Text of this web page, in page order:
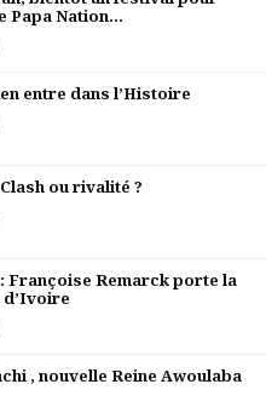
Papa Nation...
entre dans l’Histoire
ou rivalité ?
Françoise Remarck porte la
d’Ivoire
, nouvelle Reine Awoulaba